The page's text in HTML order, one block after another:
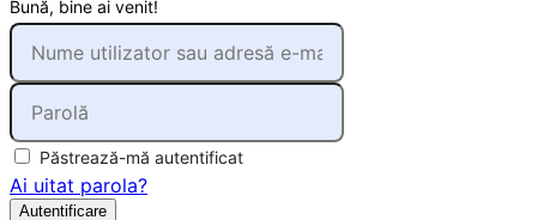
Bună, bine ai venit!
Păstrează-mă autentificat
Ai uitat parola?
Autentificare